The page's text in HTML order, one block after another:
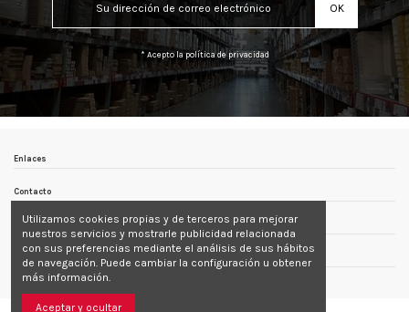
* Acepto la política de privacidad
Enlaces
Contacto
Follow us
Newsletter
Utilizamos cookies propias y de terceros para mejorar
nuestros servicios y mostrarle publicidad relacionada
con sus preferencias mediante el análisis de sus hábitos
de navegación. Puede cambiar la configuración u obtener
más información.
Aceptar y ocultar